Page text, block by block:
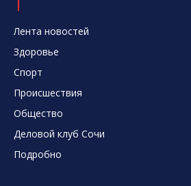
Лента новостей
Здоровье
Спорт
Происшествия
Общество
Деловой клуб Сочи
Подробно